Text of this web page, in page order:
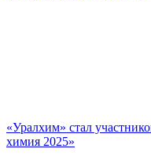
«Уралхим» стал
химия 2025»